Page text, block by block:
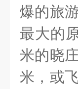
爆的旅
最大的
米的晓
米，或